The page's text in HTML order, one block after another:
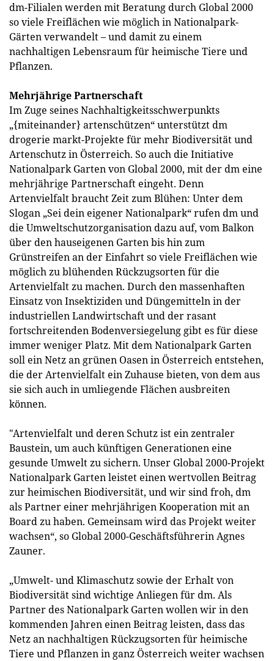
dm-Filialen werden mit Beratung durch Global 2000
so viele Freiflächen wie möglich in Nationalpark-
Gärten verwandelt – und damit zu einem
nachhaltigen Lebensraum für heimische Tiere und
Pflanzen.
Mehrjährige Partnerschaft
Im Zuge seines Nachhaltigkeitsschwerpunkts
„{miteinander} artenschützen“ unterstützt dm
drogerie markt-Projekte für mehr Biodiversität und
Artenschutz in Österreich. So auch die Initiative
Nationalpark Garten von Global 2000, mit der dm eine
mehrjährige Partnerschaft eingeht. Denn
Artenvielfalt braucht Zeit zum Blühen: Unter dem
Slogan „Sei dein eigener Nationalpark“ rufen dm und
die Umweltschutzorganisation dazu auf, vom Balkon
über den hauseigenen Garten bis hin zum
Grünstreifen an der Einfahrt so viele Freiflächen wie
möglich zu blühenden Rückzugsorten für die
Artenvielfalt zu machen. Durch den massenhaften
Einsatz von Insektiziden und Düngemitteln in der
industriellen Landwirtschaft und der rasant
fortschreitenden Bodenversiegelung gibt es für diese
immer weniger Platz. Mit dem Nationalpark Garten
soll ein Netz an grünen Oasen in Österreich entstehen,
die der Artenvielfalt ein Zuhause bieten, von dem aus
sie sich auch in umliegende Flächen ausbreiten
können.
"Artenvielfalt und deren Schutz ist ein zentraler
Baustein, um auch künftigen Generationen eine
gesunde Umwelt zu sichern. Unser Global 2000-Projekt
Nationalpark Garten leistet einen wertvollen Beitrag
zur heimischen Biodiversität, und wir sind froh, dm
als Partner einer mehrjährigen Kooperation mit an
Board zu haben. Gemeinsam wird das Projekt weiter
wachsen“, so Global 2000-Geschäftsführerin Agnes
Zauner.
„Umwelt- und Klimaschutz sowie der Erhalt von
Biodiversität sind wichtige Anliegen für dm. Als
Partner des Nationalpark Garten wollen wir in den
kommenden Jahren einen Beitrag leisten, dass das
Netz an nachhaltigen Rückzugsorten für heimische
Tiere und Pflanzen in ganz Österreich weiter wachsen